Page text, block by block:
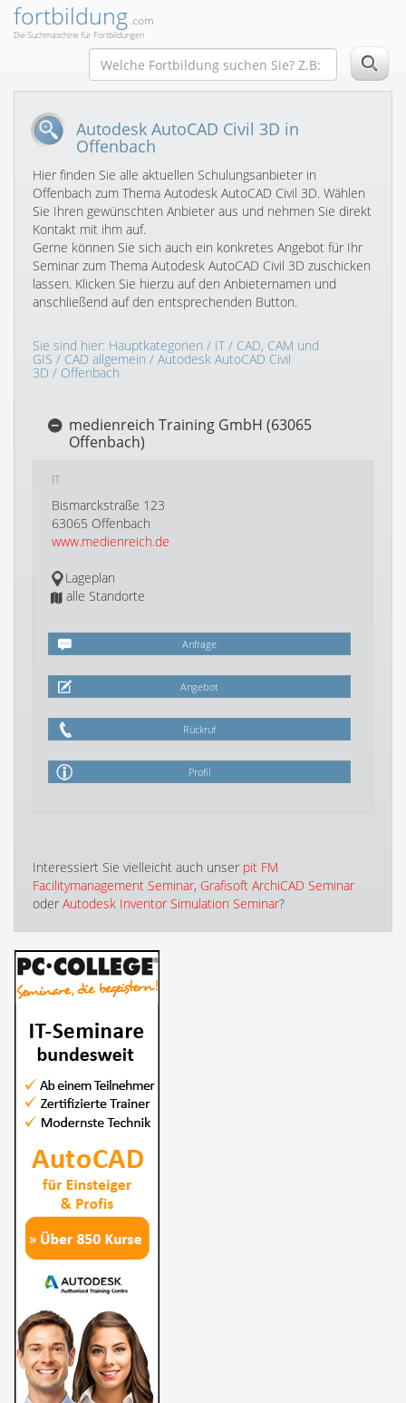
fortbildung.com
Die Suchmaschine für Fortbildungen
Autodesk AutoCAD Civil 3D in
Offenbach
Hier finden Sie alle aktuellen Schulungsanbieter in
Offenbach zum Thema Autodesk AutoCAD Civil 3D. Wählen
Sie Ihren gewünschten Anbieter aus und nehmen Sie direkt
Kontakt mit ihm auf.
Gerne können Sie sich auch ein konkretes Angebot für Ihr
Seminar zum Thema Autodesk AutoCAD Civil 3D zuschicken
lassen. Klicken Sie hierzu auf den Anbieternamen und
anschließend auf den entsprechenden Button.
Sie sind hier: Hauptkategorien / IT/ CAD, CAM und
GIS / CAD allgemein / Autodesk AutoCAD Civil
3D / Offenbach
medienreich Training GmbH (63065
Offenbach)
IT
Bismarckstraße 123
63065 Offenbach
www.medienreich.de
Lageplan
alle Standorte
Anfrage
Angebot
Rückruf
Profil
Interessiert Sie vielleicht auch unser pit FM
Facilitymanagement Seminar, Grafisoft ArchiCAD Seminar
oder Autodesk Inventor Simulation Seminar?